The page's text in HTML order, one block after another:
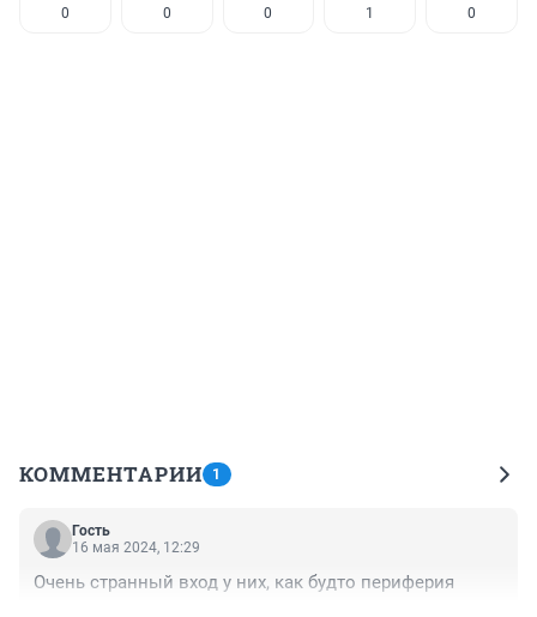
0 0 0 1 0
КОММЕНТАРИИ 1
Гость
16 мая 2024, 12:29
Очень странный вход у них, как будто периферия